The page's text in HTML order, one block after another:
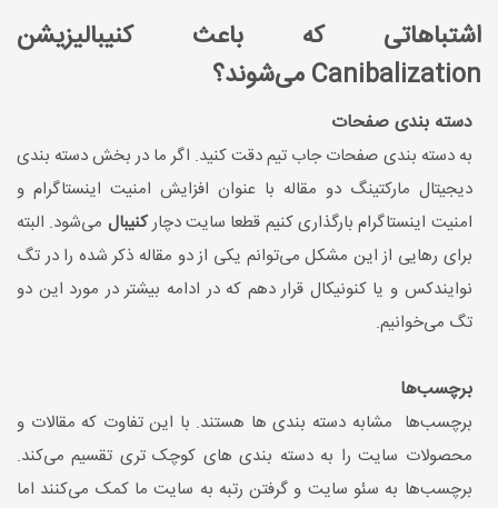
اشتباهاتی که باعث کنیبالیزیشن
Canibalization می‌شوند؟
دسته بندی صفحات
به دسته بندی صفحات جاب تیم دقت کنید. اگر ما در بخش دسته بندی
دیجیتال مارکتینگ دو مقاله با عنوان افزایش امنیت اینستاگرام و
امنیت اینستاگرام بارگذاری کنیم قطعا سایت دچارکنیبال می‌شود. البته
برای رهایی از این مشکل می‌توانم یکی از دو مقاله ذکر شده را در تگ
نوایندکس و یا کنونیکال قرار دهم که در ادامه بیشتر در مورد این دو
تگ می‌خوانیم.
برچسب‌ها
برچسب‌ها مشابه دسته بندی ها هستند. با این تفاوت که مقالات و
محصولات سایت را به دسته بندی های کوچک تری تقسیم می‌کند.
برچسب‌ها به سئو سایت و گرفتن رتبه به سایت ما کمک می‌کنند اما